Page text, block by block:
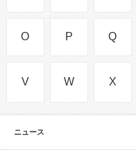
O P Q
V W X
ニュース